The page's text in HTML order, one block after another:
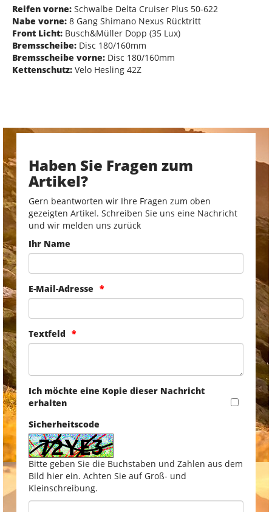
Reifen vorne: Schwalbe Delta Cruiser Plus 50-622
Nabe vorne: 8 Gang Shimano Nexus Rücktritt
Front Licht: Busch&Müller Dopp (35 Lux)
Bremsscheibe: Disc 180/160mm
Bremsscheibe vorne: Disc 180/160mm
Kettenschutz: Velo Hesling 42Z
Haben Sie Fragen zum
Artikel?
Gern beantworten wir Ihre Fragen zum oben
gezeigten Artikel. Schreiben Sie uns eine Nachricht
und wir melden uns zurück
Ihr Name
E-Mail-Adresse
Textfeld
Ich möchte eine Kopie dieser Nachricht
erhalten
Sicherheitscode
Bitte geben Sie die Buchstaben und Zahlen aus dem
Bild hier ein. Achten Sie auf Groß- und
Kleinschreibung.